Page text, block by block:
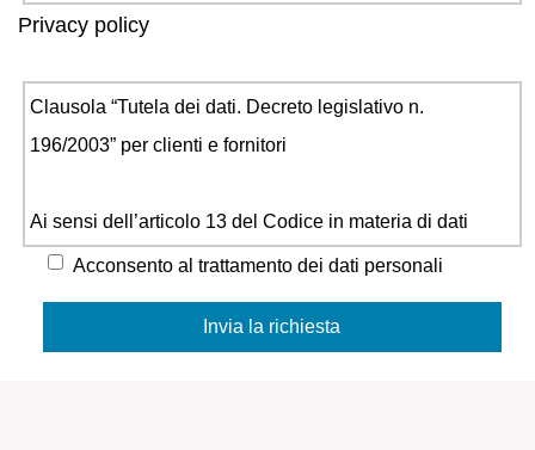
Privacy policy
Clausola “Tutela dei dati. Decreto legislativo n.
196/2003” per clienti e fornitori
Ai sensi dell’articolo 13 del Codice in materia di dati
personali si informa che i dati personali anagrafici e
fiscali acquisiti direttamente e/o tramite terzi dall’impresa
Hotel Il Lato Azzurro, via dei Forti 13 – 30141
Acconsento al trattamento dei dati personali